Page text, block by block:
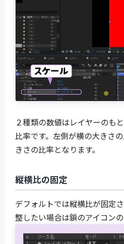
２種類の数値はレイヤーのも
比率です。左側が横の大きさ
きさの比率となります。
縦横比の固定
デフォルトでは縦横比が固定
整したい場合は鎖のアイコン